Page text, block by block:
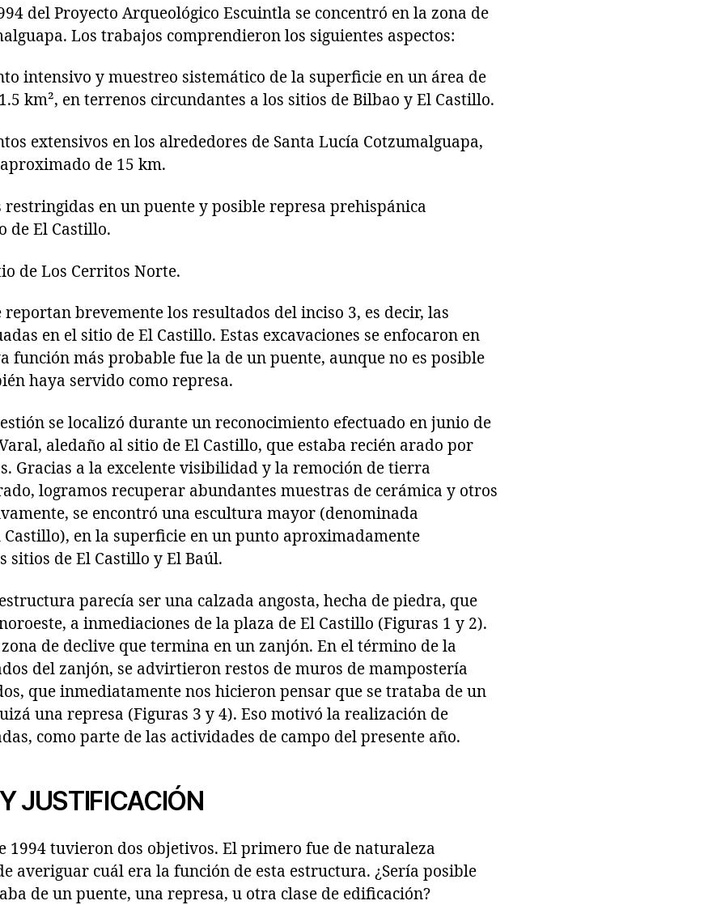
del Proyecto Arqueológico Escuintla se concentró en la zona de
Los trabajos comprendieron los siguientes aspectos:
y muestreo sistemático de la superficie en un área de
km², en terrenos circundantes a los sitios de Bilbao y El Castillo.
extensivos en los alrededores de Santa Lucía Cotzumalguapa,
de 15 km.
en un puente y posible represa prehispánica
de El Castillo.
Los Cerritos Norte.
reportan brevemente los resultados del inciso 3, es decir, las
en el sitio de El Castillo. Estas excavaciones se enfocaron en
función más probable fue la de un puente, aunque no es posible
haya servido como represa.
se localizó durante un reconocimiento efectuado en junio de
aledaño al sitio de El Castillo, que estaba recién arado por
Gracias a la excelente visibilidad y la remoción de tierra
logramos recuperar abundantes muestras de cerámica y otros
se encontró una escultura mayor (denominada
Castillo), en la superficie en un punto aproximadamente
sitios de El Castillo y El Baúl.
parecía ser una calzada angosta, hecha de piedra, que
a inmediaciones de la plaza de El Castillo (Figuras 1 y 2).
de declive que termina en un zanjón. En el término de la
del zanjón, se advirtieron restos de muros de mampostería
que inmediatamente nos hicieron pensar que se trataba de un
una represa (Figuras 3 y 4). Eso motivó la realización de
como parte de las actividades de campo del presente año.
JUSTIFICACIÓN
1994 tuvieron dos objetivos. El primero fue de naturaleza
averiguar cuál era la función de esta estructura. ¿Sería posible
de un puente, una represa, u otra clase de edificación?